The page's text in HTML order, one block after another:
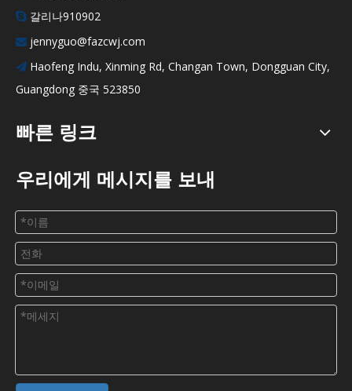
 갈리나910902
 jennyguo@fazcwj.com
 Haofeng Indu, Xinming Rd, Changan Town, Dongguan City,
Guangdong 중국 523850
빠른 링크
우리에게 메시지를 보내